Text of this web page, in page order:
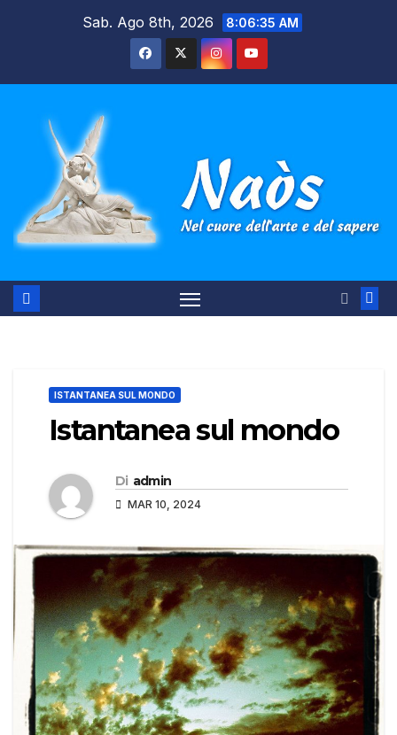
Sab. Ago 8th, 2026 8:06:36 AM
ISTANTANEA SUL MONDO
Istantanea sul mondo
Di admin
MAR 10, 2024